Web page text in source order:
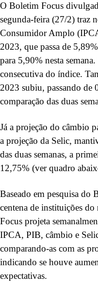
O Boletim Focus
segunda-feira (27/2) traz
Consumidor Amplo
2023, que passa de
para 5,90% nesta
consecutiva do índice.
2023 subiu, passando de
comparação das duas
Já a projeção do câmbio
a projeção da Selic,
das duas semanas, a
12,75% (ver quadro
Baseado em pesquisa do
centena de instituições
Focus projeta
IPCA, PIB, câmbio e
comparando-as com as
indicando se houve
expectativas.